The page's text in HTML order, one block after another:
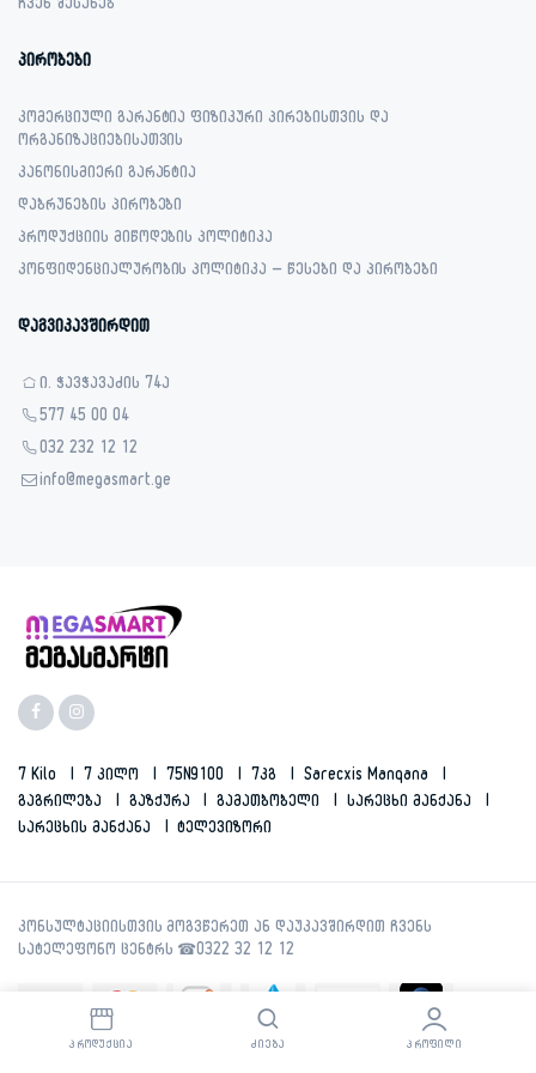
ჩვენ შესახებ
პირობები
კომერციული გარანტია ფიზიკური პირებისთვის და
ორგანიზაციებისათვის
კანონისმიერი გარანტია
დაბრუნების პირობები
პროდუქციის მიწოდების პოლიტიკა
კონფიდენციალურობის პოლიტიკა – წესები და პირობები
დაგვიკავშირდით
ი. ჭავჭავაძის 74ა
577 45 00 04
032 232 12 12
info@megasmart.ge
7 Kilo 7 Კილო 75N9100 7კგ
Sarecxis Manqana
Გაგრილება
Გაზქურა Გამათბობელი
Სარეცხი Მანქანა
Სარეცხის Მანქანა
Ტელევიზორი
ᲞᲠᲝᲓᲣᲥᲪᲘᲐ ᲫᲘᲔᲑᲐ ᲞᲠᲝᲤᲘᲚᲘ